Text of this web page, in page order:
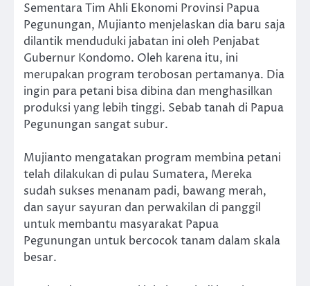
Sementara Tim Ahli Ekonomi Provinsi Papua
Pegunungan, Mujianto menjelaskan dia baru saja
dilantik menduduki jabatan ini oleh Penjabat
Gubernur Kondomo. Oleh karena itu, ini
merupakan program terobosan pertamanya. Dia
ingin para petani bisa dibina dan menghasilkan
produksi yang lebih tinggi. Sebab tanah di Papua
Pegunungan sangat subur.
Mujianto mengatakan program membina petani
telah dilakukan di pulau Sumatera, Mereka
sudah sukses menanam padi, bawang merah,
dan sayur sayuran dan perwakilan di panggil
untuk membantu masyarakat Papua
Pegunungan untuk bercocok tanam dalam skala
besar.